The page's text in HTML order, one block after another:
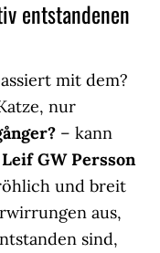
entstandenen
mit dem?
nur
– kann
Leif GW Persson
und breit
aus,
sind,